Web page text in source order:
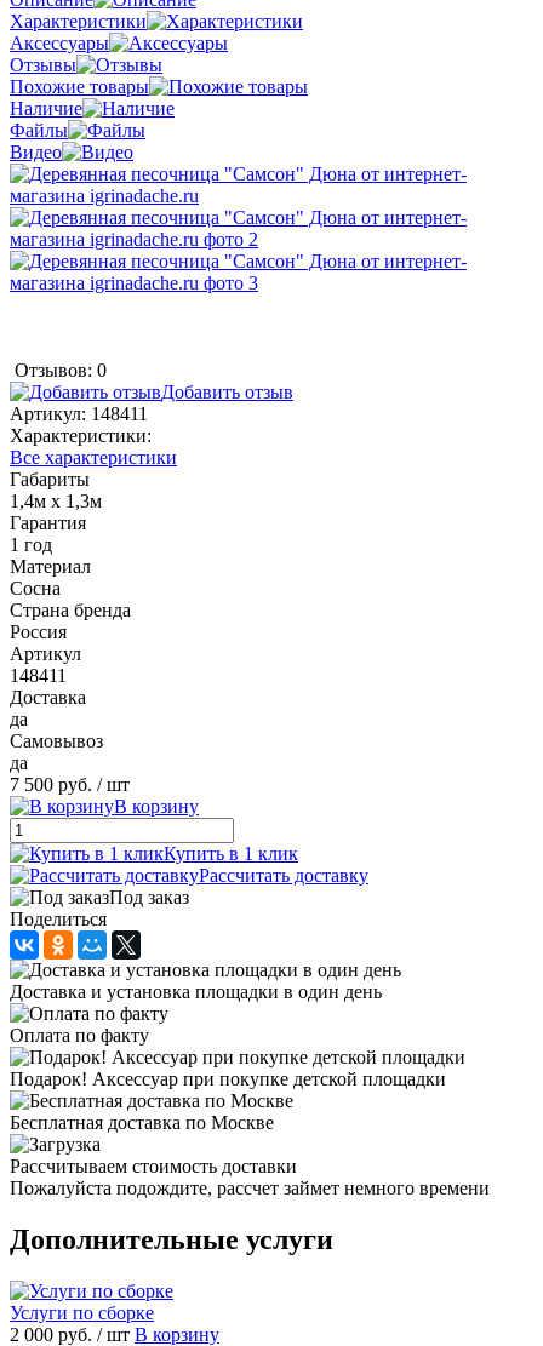
Характеристики
Аксессуары
Отзывы
Похожие товары
Наличие
Файлы
Видео
Отзывов: 0
Добавить отзыв
Артикул: 148411
Характеристики:
Все характеристики
Габариты
1,4м х 1,3м
Гарантия
1 год
Материал
Сосна
Страна бренда
Россия
Артикул
148411
Доставка
да
Самовывоз
да
7 500 руб. / шт
В корзину
Купить в 1 клик
Рассчитать доставку
Под заказ
Поделиться
Доставка и установка площадки в один день
Оплата по факту
Подарок! Аксессуар при покупке детской площадки
Бесплатная доставка по Москве
Рассчитываем стоимость доставки
Пожалуйста подождите, рассчет займет немного времени
Дополнительные услуги
Услуги по сборке
2 000 руб. / шт В корзину